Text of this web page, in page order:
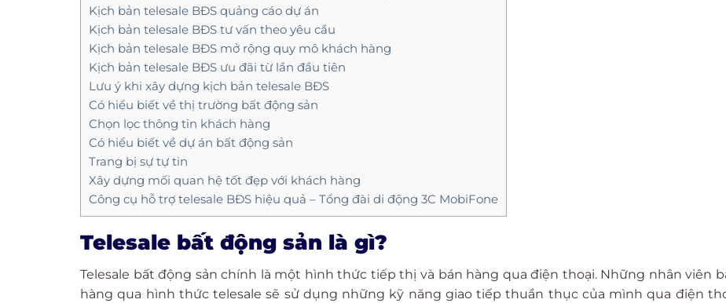
Kịch bản telesale BĐS quảng cáo dự án
Kịch bản telesale BĐS tư vấn theo yêu cầu
Kịch bản telesale BĐS mở rộng quy mô khách hàng
Kịch bản telesale BĐS ưu đãi từ lần đầu tiên
Lưu ý khi xây dựng kịch bản telesale BĐS
Có hiểu biết về thị trường bất động sản
Chọn lọc thông tin khách hàng
Có hiểu biết về dự án bất động sản
Trang bị sự tự tin
Xây dựng mối quan hệ tốt đẹp với khách hàng
Công cụ hỗ trợ telesale BĐS hiệu quả – Tổng đài di động 3C MobiFone
Telesale bất động sản là gì?
Telesale bất động sản chính là một hình thức tiếp thị và bán hàng qua điện thoại. Những nhân viên
hàng qua hình thức telesale sẽ sử dụng những kỹ năng giao tiếp thuần thục của mình qua điện